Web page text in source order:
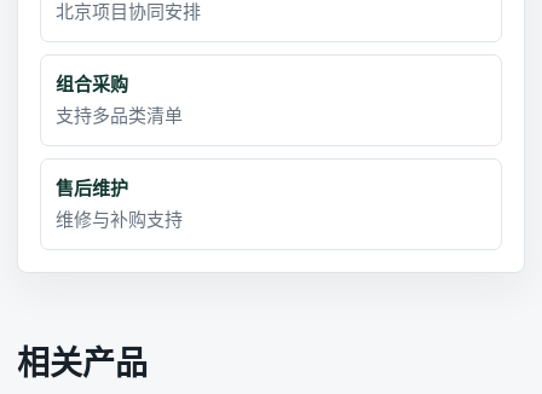
北京项目协同安排
组合采购
支持多品类清单
售后维护
维修与补购支持
相关产品